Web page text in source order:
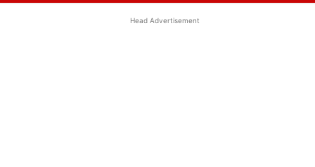
Head Advertisement